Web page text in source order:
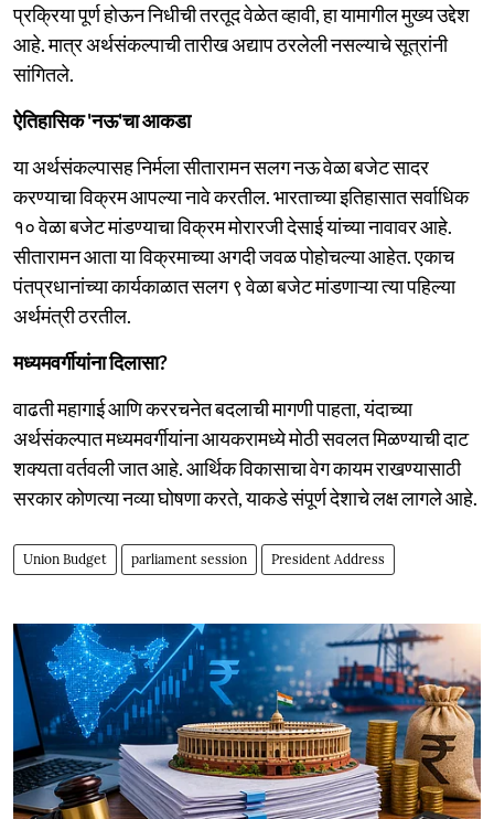
प्रक्रिया पूर्ण होऊन निधीची तरतूद वेळेत व्हावी, हा यामागील मुख्य उद्देश
आहे. मात्र अर्थसंकल्पाची तारीख अद्याप ठरलेली नसल्याचे सूत्रांनी
सांगितले.
ऐतिहासिक 'नऊ'चा आकडा
या अर्थसंकल्पासह निर्मला सीतारामन सलग नऊ वेळा बजेट सादर
करण्याचा विक्रम आपल्या नावे करतील. भारताच्या इतिहासात सर्वाधिक
१० वेळा बजेट मांडण्याचा विक्रम मोरारजी देसाई यांच्या नावावर आहे.
सीतारामन आता या विक्रमाच्या अगदी जवळ पोहोचल्या आहेत. एकाच
पंतप्रधानांच्या कार्यकाळात सलग ९ वेळा बजेट मांडणाऱ्या त्या पहिल्या
अर्थमंत्री ठरतील.
मध्यमवर्गीयांना दिलासा?
वाढती महागाई आणि कररचनेत बदलाची मागणी पाहता, यंदाच्या
अर्थसंकल्पात मध्यमवर्गीयांना आयकरामध्ये मोठी सवलत मिळण्याची दाट
शक्यता वर्तवली जात आहे. आर्थिक विकासाचा वेग कायम राखण्यासाठी
सरकार कोणत्या नव्या घोषणा करते, याकडे संपूर्ण देशाचे लक्ष लागले आहे.
Union Budget parliament session President Address